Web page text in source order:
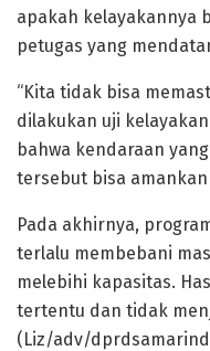
apakah kelayakannya
petugas yang
“Kita tidak bisa
dilakukan uji
bahwa kendaraan
tersebut bisa
Pada akhirnya,
terlalu membebani
melebihi kapasitas.
tertentu dan tidak
(Liz/adv/